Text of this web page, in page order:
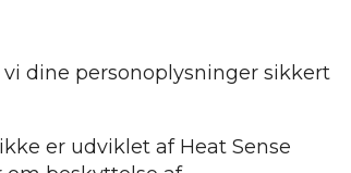
dine personoplysninger sikkert
er udviklet af Heat Sense